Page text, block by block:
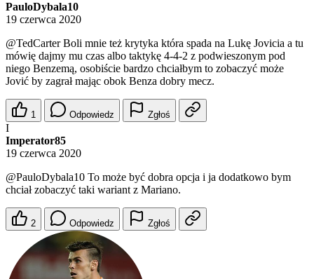
PauloDybala10
19 czerwca 2020
@TedCarterBoli mnie też krytyka która spada na Lukę Jovicia a tu
mówię dajmy mu czas albo taktykę 4-4-2 z podwieszonym pod
niego Benzemą, osobiście bardzo chciałbym to zobaczyć może
Jović by zagrał mając obok Benza dobry mecz.
1 Odpowiedz Zgłoś
I
Imperator85
19 czerwca 2020
@PauloDybala10 To może być dobra opcja i ja dodatkowo bym
chciał zobaczyć taki wariant z Mariano.
2 Odpowiedz Zgłoś